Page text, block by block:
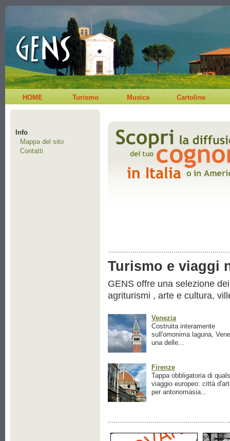
HOME Turismo Musica Cartoline
Info
Mappa del sito
Contatti
Turismo e viaggi
GENS offre una selezione
agriturismi , arte e cultura,
Venezia
Costruita interamente
sull'omonima laguna,
una delle...
Firenze
Tappa obbligatoria di
viaggio europeo: città
per antonomasia...